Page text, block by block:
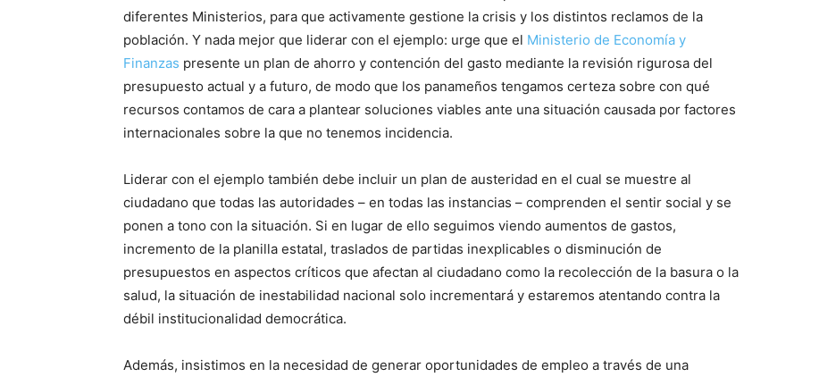
diferentes Ministerios, para que activamente gestione la crisis y los distintos reclamos de la
población. Y nada mejor que liderar con el ejemplo: urge que el Ministerio de Economía y
Finanzas presente un plan de ahorro y contención del gasto mediante la revisión rigurosa del
presupuesto actual y a futuro, de modo que los panameños tengamos certeza sobre con qué
recursos contamos de cara a plantear soluciones viables ante una situación causada por factores
internacionales sobre la que no tenemos incidencia.
Liderar con el ejemplo también debe incluir un plan de austeridad en el cual se muestre al
ciudadano que todas las autoridades – en todas las instancias – comprenden el sentir social y se
ponen a tono con la situación. Si en lugar de ello seguimos viendo aumentos de gastos,
incremento de la planilla estatal, traslados de partidas inexplicables o disminución de
presupuestos en aspectos críticos que afectan al ciudadano como la recolección de la basura o la
salud, la situación de inestabilidad nacional solo incrementará y estaremos atentando contra la
débil institucionalidad democrática.
Además, insistimos en la necesidad de generar oportunidades de empleo a través de una